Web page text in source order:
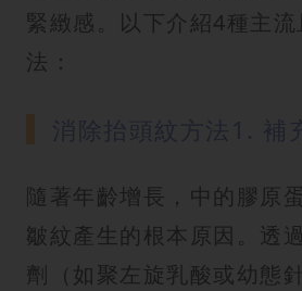
緊緻感。以下介紹4種主
法：
隨著年齡增長，中的膠原
皺紋產生的根本原因。透
劑（如聚左旋乳酸或幼態